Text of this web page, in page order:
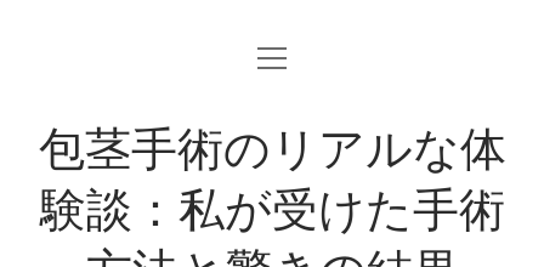
o
p
e
n
包茎手術のリアルな体
験談：私が受けた手術